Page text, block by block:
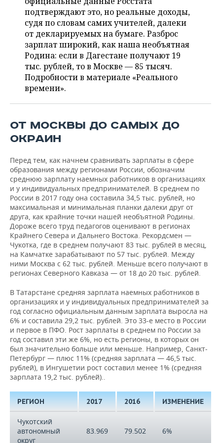
НЕФТЬ
ОПК
ЭНЕРГЕТИКА
ТРАНСПОРТ
УСЛУГИ
МЕДИА
ТЕЛЕКОММУНИКАЦИИ
НОВОСТИ МЕРОПРИЯТИЙ
ВЫЕЗДНАЯ РЕДАКЦИЯ
БИЗНЕС-БРАНЧИ
ONLINE-КОНФЕРЕНЦИИ
СПОРТ
НОВОСТИ СПОРТА
ФУТБОЛ
ХОККЕЙ
ВОЛЕЙБОЛ
КИБЕРСПОРТ
ФИГУРНОЕ КАТАНИЕ
ВОДНЫЕ ВИДЫ СПОРТА
ХОККЕЙ С МЯЧОМ
ОБЩЕСТВО
НОВОСТИ ОБЩЕСТВА
ВЛАСТЬ
ИСТОРИЯ
КУЛЬТУРА
МЕДИЦИНА
ОБРАЗОВАНИЕ
ПРОИСШЕСТВИЯ
ФОТОГАЛЕРЕЯ
СЮЖЕТЫ
СПИСОК ПЕРСОН
СПИСОК КОМПАНИЙ
ПОЛНАЯ ВЕРСИЯ
подтверждают это, но реальные доходы,
судя по словам самих учителей, далеки
от декларируемых на бумаге. Разброс
зарплат широкий, как наша необъятная
Родина: если в Дагестане получают 19
тыс. рублей, то в Москве — 85 тысяч.
Подробности в материале «Реального
времени».
ОТ МОСКВЫ ДО САМЫХ ДО
ОКРАИН
Перед тем, как начнем сравнивать зарплаты в сфере
образования между регионами России, обозначим
среднюю зарплату наемных работников в организациях
и у индивидуальных предпринимателей. В среднем по
России в 2017 году она составила 34,5 тыс. рублей, но
максимальная и минимальная планки далеки друг от
друга, как крайние точки нашей необъятной Родины.
Дороже всего труд педагогов оценивают в регионах
Крайнего Севера и Дальнего Востока. Рекордсмен —
Чукотка, где в среднем получают 83 тыс. рублей в месяц,
на Камчатке зарабатывают по 57 тыс. рублей. Между
ними Москва с 62 тыс. рублей. Меньше всего получают в
регионах Северного Кавказа — от 18 до 20 тыс. рублей.
В Татарстане средняя зарплата наемных работников в
организациях и у индивидуальных предпринимателей за
год согласно официальным данным зарплата выросла на
6% и составила 29,2 тыс. рублей. Это 33-е место в России
и первое в ПФО. Рост зарплаты в среднем по России за
год составил эти же 6%, но есть регионы, в которых он
был значительно больше или меньше. Например, Санкт-
Петербург — плюс 11% (средняя зарплата — 46,5 тыс.
рублей), в Ингушетии рост составил менее 1% (средняя
зарплата 19,2 тыс. рублей)..
РЕГИОН 2017 2016 ИЗМЕНЕНИЕ
Чукотский
автономный
округ
83.969 79.502 6%